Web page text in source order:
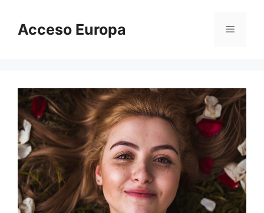
contenido
Acceso Europa Menú